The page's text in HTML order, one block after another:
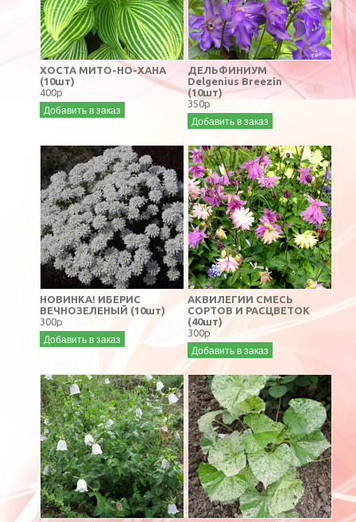
ХОСТА МИТО-НО-ХАНА
(10шт)
400р
Добавить в заказ
ДЕЛЬФИНИУМ
Delgenius Breezin
(10шт)
350р
Добавить в заказ
НОВИНКА! ИБЕРИС
ВЕЧНОЗЕЛЕНЫЙ (10шт)
300р
Добавить в заказ
АКВИЛЕГИИ СМЕСЬ
СОРТОВ И РАСЦВЕТОК
(40шт)
300р
Добавить в заказ